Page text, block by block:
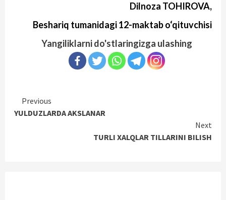
Dilnoza TOHIROVA,
Beshariq tumanidagi 12-maktab o‘qituvchisi
Yangiliklarni do'stlaringizga ulashing
Continue
Reading
Previous
YULDUZLARDA AKSLANAR
Next
TURLI XALQLAR TILLARINI BILISH